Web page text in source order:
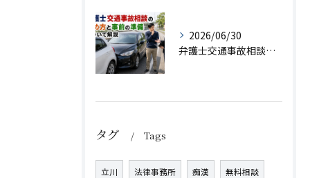
2026/06/30
弁護士交通事故相談の始め方と事前の準備について解説
タグ Tags
立川 法律事務所 痴漢 無料相談